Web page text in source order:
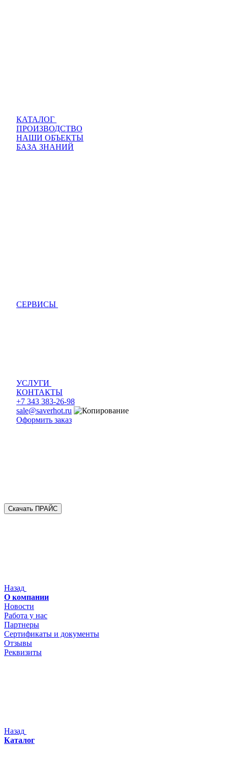
КАТАЛОГ
ПРОИЗВОДСТВО
НАШИ ОБЪЕКТЫ
БАЗА ЗНАНИЙ
СЕРВИСЫ
УСЛУГИ
КОНТАКТЫ
+7 343 383-26-98
sale@saverhot.ru
Оформить заказ
Скачать ПРАЙС
Назад
О компании
Новости
Работа у нас
Партнеры
Сертификаты и документы
Отзывы
Реквизиты
Назад
Каталог